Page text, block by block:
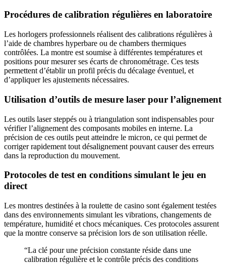
Procédures de calibration régulières en laboratoire
Les horlogers professionnels réalisent des calibrations régulières à
l’aide de chambres hyperbare ou de chambers thermiques
contrôlées. La montre est soumise à différentes températures et
positions pour mesurer ses écarts de chronométrage. Ces tests
permettent d’établir un profil précis du décalage éventuel, et
d’appliquer les ajustements nécessaires.
Utilisation d’outils de mesure laser pour l’alignement
Les outils laser steppés ou à triangulation sont indispensables pour
vérifier l’alignement des composants mobiles en interne. La
précision de ces outils peut atteindre le micron, ce qui permet de
corriger rapidement tout désalignement pouvant causer des erreurs
dans la reproduction du mouvement.
Protocoles de test en conditions simulant le jeu en
direct
Les montres destinées à la roulette de casino sont également testées
dans des environnements simulant les vibrations, changements de
température, humidité et chocs mécaniques. Ces protocoles assurent
que la montre conserve sa précision lors de son utilisation réelle.
“La clé pour une précision constante réside dans une
calibration régulière et le contrôle précis des conditions